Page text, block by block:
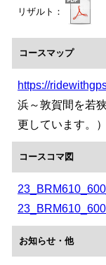
リザルト：
コースマップ
https://
浜～敦賀間を若
更しています。）
コースコマ図
お知らせ・他